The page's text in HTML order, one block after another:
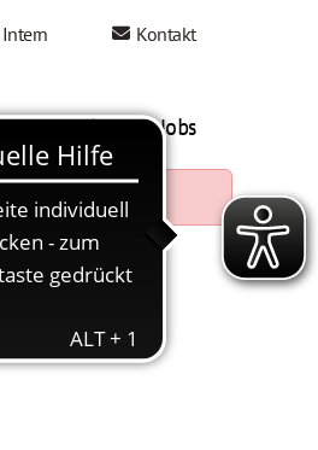
Kontakt
Mein AWO Jobs